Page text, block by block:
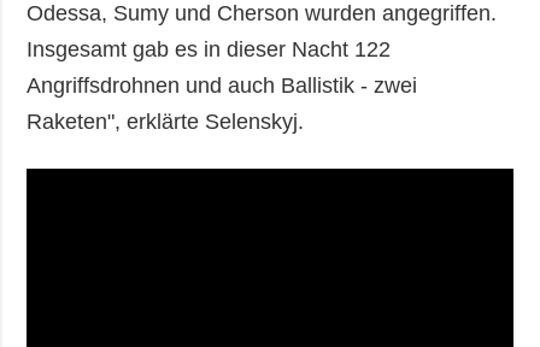
Odessa, Sumy und Cherson wurden angegriffen.
Insgesamt gab es in dieser Nacht 122
Angriffsdrohnen und auch Ballistik - zwei
Raketen", erklärte Selenskyj.